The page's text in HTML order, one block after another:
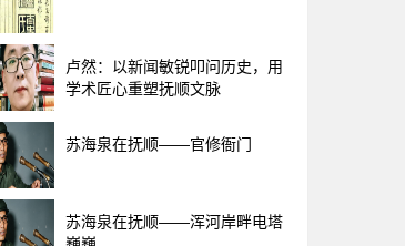
卢然：以新闻敏锐叩问历史，用
学术匠心重塑抚顺文脉
苏海泉在抚顺——官修衙门
苏海泉在抚顺——浑河岸畔电塔